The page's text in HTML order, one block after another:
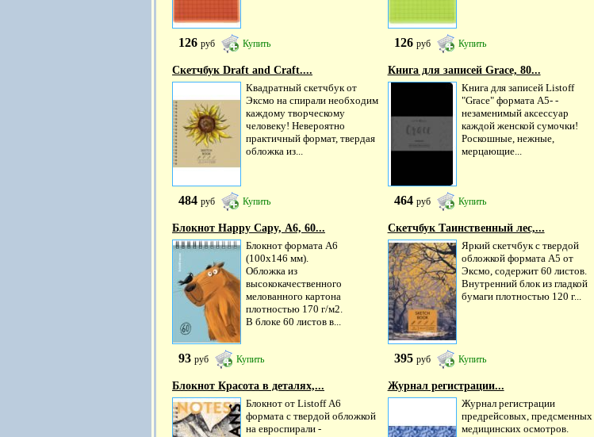
126 руб Купить 126 руб Купить
Скетчбук Draft and Craft....
Квадратный скетчбук от
Эксмо на спирали необходим
каждому творческому
человеку! Невероятно
практичный формат, твердая
обложка из...
484 руб Купить
Книга для записей Grace, 80...
Книга для записей Listoff
"Grace" формата А5- -
незаменимый аксессуар
каждой женской сумочки!
Роскошные, нежные,
мерцающие...
464 руб Купить
Блокнот Happy Capy, А6, 60...
Блокнот формата А6
(100х146 мм).
Обложка из
высококачественного
мелованного картона
плотностью 170 г/м2.
В блоке 60 листов в...
93 руб Купить
Скетчбук Таинственный лес,...
Яркий скетчбук с твердой
обложкой формата А5 от
Эксмо, содержит 60 листов.
Внутренний блок из гладкой
бумаги плотностью 120 г...
395 руб Купить
Блокнот Красота в деталях,...
Блокнот от Listoff А6
формата с твердой обложкой
на евроспирали -
Журнал регистрации...
Журнал регистрации
предрейсовых, предсменных
медицинских осмотров.